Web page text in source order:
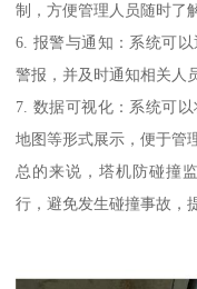
制，方便管理人员随时了
6. 报警与通知：系统可
警报，并及时通知相关人
7. 数据可视化：系统可
地图等形式展示，便于管
总的来说，塔机防碰撞
行，避免发生碰撞事故，